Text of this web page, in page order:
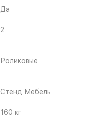
Да
2
Роликовые
Стенд Мебель
160 кг